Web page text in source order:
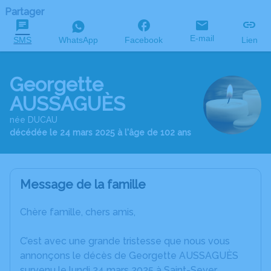
Partager
SMS WhatsApp Facebook E-mail Lien
Georgette
AUSSAGUÈS
née DUCAU
décédée le 24 mars 2025 à l'âge de 102 ans
Message de la famille
Chère famille, chers amis,
C’est avec une grande tristesse que nous vous
annonçons le décès de Georgette AUSSAGUÈS